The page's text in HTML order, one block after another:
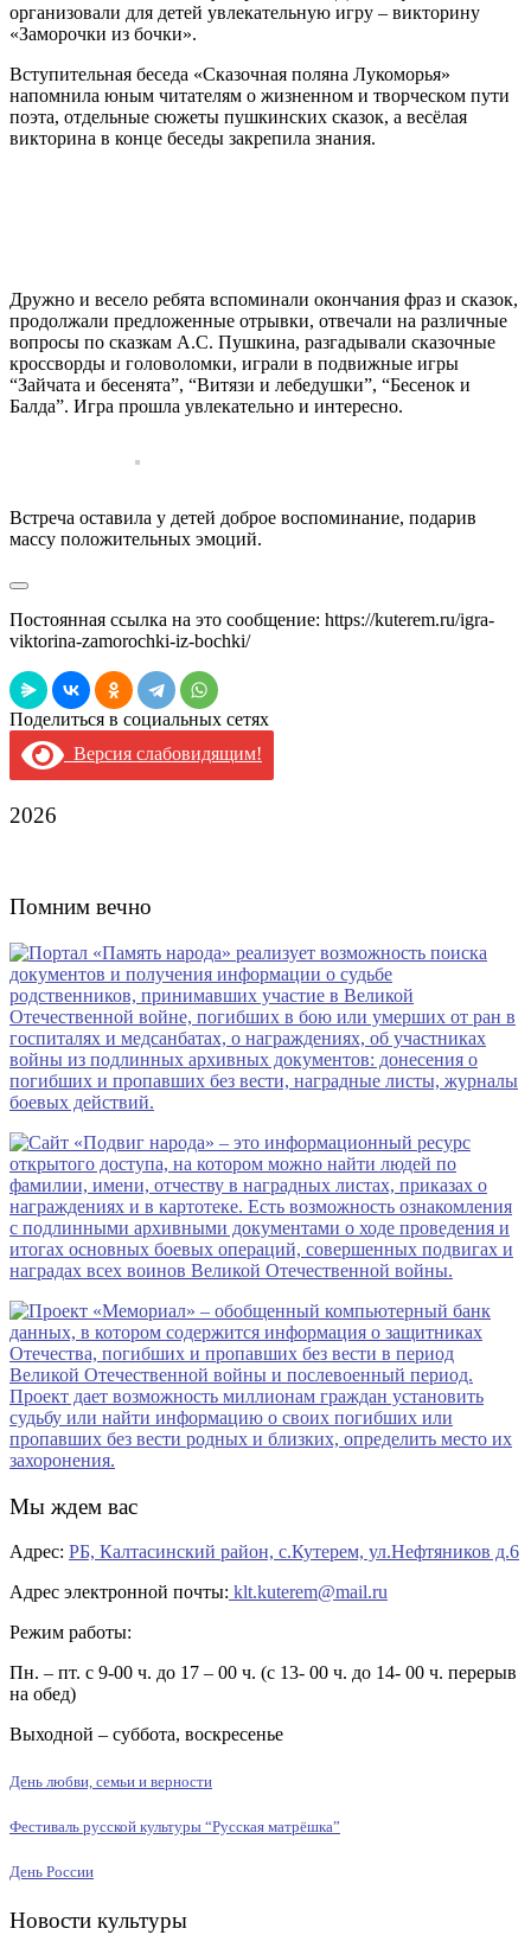
организовали для детей увлекательную игру – викторину
«Заморочки из бочки».
Вступительная беседа «Сказочная поляна Лукоморья»
напомнила юным читателям о жизненном и творческом пути
поэта, отдельные сюжеты пушкинских сказок, а весёлая
викторина в конце беседы закрепила знания.
Дружно и весело ребята вспоминали окончания фраз и сказок,
продолжали предложенные отрывки, отвечали на различные
вопросы по сказкам А.С. Пушкина, разгадывали сказочные
кроссворды и головоломки, играли в подвижные игры
“Зайчата и бесенята”, “Витязи и лебедушки”, “Бесенок и
Балда”. Игра прошла увлекательно и интересно.
Встреча оставила у детей доброе воспоминание, подарив
массу положительных эмоций.
Постоянная ссылка на это сообщение: https://kuterem.ru/igra-
viktorina-zamorochki-iz-bochki/
Поделиться в социальных сетях
Версия слабовидящим!
2026
Помним вечно
Мы ждем вас
Адрес: РБ, Калтасинский район, с.Кутерем, ул.Нефтяников д.6
Адрес электронной почты: klt.kuterem@mail.ru
Режим работы:
Пн. – пт. с 9-00 ч. до 17 – 00 ч. (с 13- 00 ч. до 14- 00 ч. перерыв
на обед)
Выходной – суббота, воскресенье
День любви, семьи и верности
Фестиваль русской культуры “Русская матрёшка”
День России
Новости культуры